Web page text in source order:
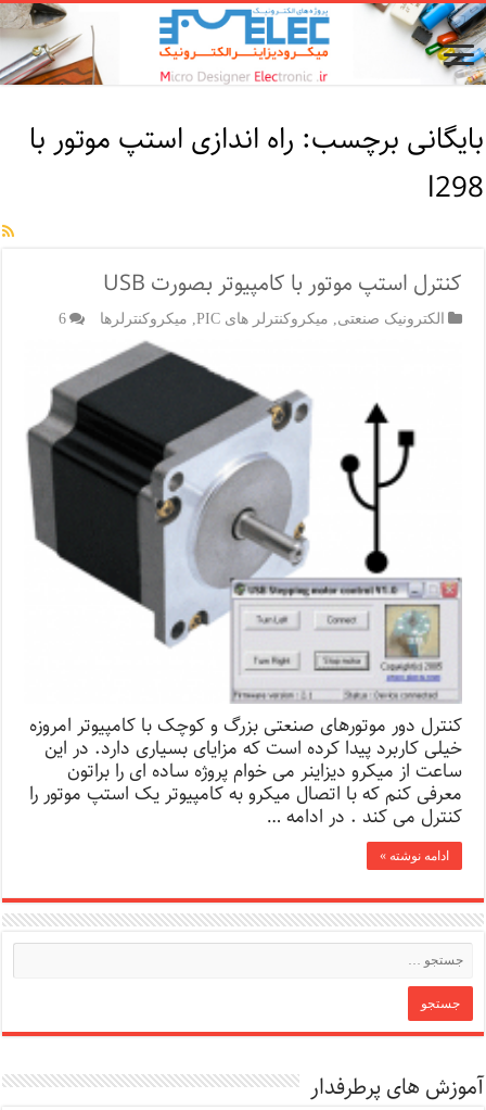
بایگانی برچسب: راه اندازی استپ موتور با
l298
کنترل استپ موتور با کامپیوتر بصورت USB
الکترونیک صنعتی میکروکنترلر های PIC میکروکنترلرها 6
کنترل دور موتورهای صنعتی بزرگ و کوچک با کامپیوتر امروزه
خیلی کاربرد پیدا کرده است که مزایای بسیاری دارد. در این
ساعت از میکرو دیزاینر می خوام پروژه ساده ای را براتون
معرفی کنم که با اتصال میکرو به کامپیوتر یک استپ موتور را
کنترل می کند . در ادامه …
ادامه نوشته »
آموزش های پرطرفدار